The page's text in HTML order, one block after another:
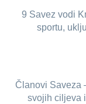
9 Savez vodi
sportu,
Članovi Saveza
svojih ciljeva